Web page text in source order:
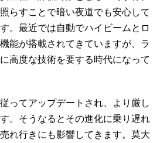
らすことで暗い夜道でも安心して
。最近では自動でハイビームとロ
能が搭載されてきていますが、ラ
高度な技術を要する時代になって
ってアップデートされ、より厳し
。そうなるとその進化に乗り遅れ
れ行きにも影響してきます。莫大